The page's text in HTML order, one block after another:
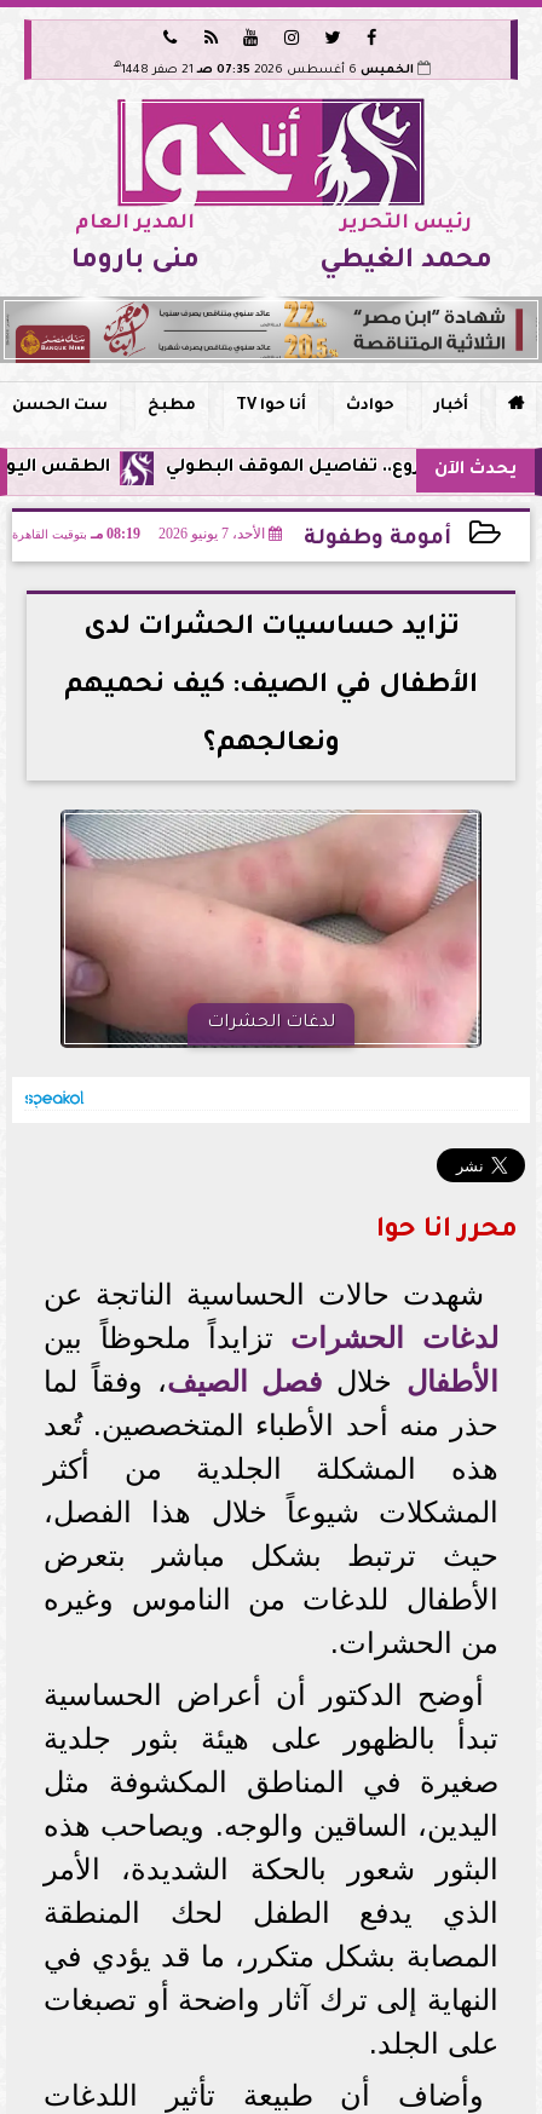






الخميس 07:35 صـ 21 صفر 1448 هـ
رئيس التحرير
محمد الغيطي
المدير العام
منى باروما
 أخبار حوادث أنا حوا TV مطبخ ست الحسن
يحدث الآن الطقس اليوم في مصر..
أمومة وطفولة الأحد، 7 يونيو 2026 08:19 مـ بتوقيت القاهرة
2026-06-07 20:19:06
تزايد حساسيات الحشرات لدى
الأطفال في الصيف: كيف نحميهم
ونعالجهم؟
لدغات الحشرات
محرر انا حوا
شهدت حالات الحساسية الناتجة عن
لدغات الحشرات تزايداً ملحوظاً بين
الأطفال خلال فصل الصيف، وفقاً لما
حذر منه أحد الأطباء المتخصصين. تُعد
هذه المشكلة الجلدية من أكثر
المشكلات شيوعاً خلال هذا الفصل،
حيث ترتبط بشكل مباشر بتعرض
الأطفال للدغات من الناموس وغيره
من الحشرات.
أوضح الدكتور أن أعراض الحساسية
تبدأ بالظهور على هيئة بثور جلدية
صغيرة في المناطق المكشوفة مثل
اليدين، الساقين والوجه. ويصاحب هذه
البثور شعور بالحكة الشديدة، الأمر
الذي يدفع الطفل لحك المنطقة
المصابة بشكل متكرر، ما قد يؤدي في
النهاية إلى ترك آثار واضحة أو تصبغات
على الجلد.
وأضاف أن طبيعة تأثير اللدغات